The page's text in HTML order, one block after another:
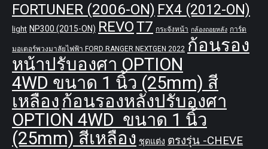
FORTUNER (2006-ON) FX4 (2012-ON)
light NP300 (2015-ON) REVOT7 กระจังหน้า กล้องถอยหลัง การ์ด
มอเตอร์พวงมาลัยไฟฟ้า FORD RANGER NEXTGEN 2022 ก้อนรอง
หน้าปรับองศา OPTION
4WD ขนาด 1 นิ้ว (25mm) สี
เหลือง ก้อนรองหลังปรับองศา
OPTION 4WD ขนาด 1 นิ้ว
(25mm) สีเหลือง ชุดแต่ง ตรงรุ่น -CHEVE